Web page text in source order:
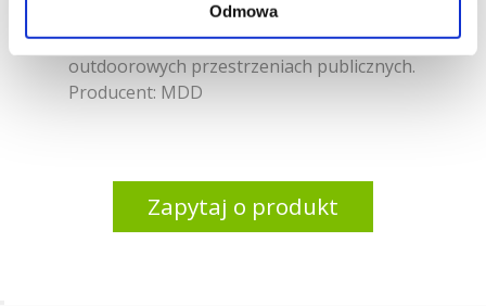
Odmowa
na warunki atmosferyczne, dzięki czemu
sprawdzi się szczególnie dobrze w
outdoorowych przestrzeniach publicznych.
Producent: MDD
Zapytaj o produkt